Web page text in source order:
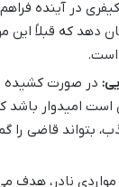
در آینده فراهم
دهد که قبلاً این
است.
در صورت کشیده
امیدوار باشد
بتواند قاضی را
مواردی نادر، هدف